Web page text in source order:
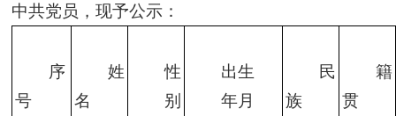
中共党员，现予公示：
序
号
姓
名
性
别
出生
年月
民
族
籍
贯